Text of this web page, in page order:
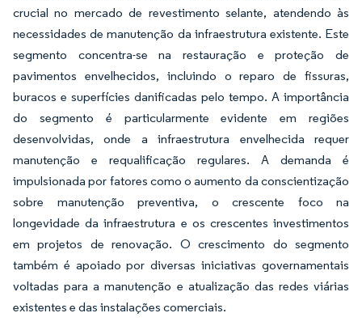
crucial no mercado de revestimento selante, atendendo às
necessidades de manutenção da infraestrutura existente. Este
segmento concentra-se na restauração e proteção de
pavimentos envelhecidos, incluindo o reparo de fissuras,
buracos e superfícies danificadas pelo tempo. A importância
do segmento é particularmente evidente em regiões
desenvolvidas, onde a infraestrutura envelhecida requer
manutenção e requalificação regulares. A demanda é
impulsionada por fatores como o aumento da conscientização
sobre manutenção preventiva, o crescente foco na
longevidade da infraestrutura e os crescentes investimentos
em projetos de renovação. O crescimento do segmento
também é apoiado por diversas iniciativas governamentais
voltadas para a manutenção e atualização das redes viárias
existentes e das instalações comerciais.